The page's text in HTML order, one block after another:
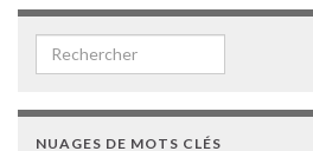
Search for:
NUAGES DE MOTS CLÉS